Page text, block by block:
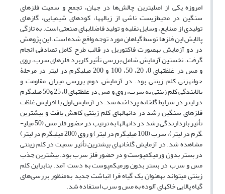
امروزه یکی از اصلی­ترین چالش‌ها در جهان، تجمع و سمیت فلزهای
سنگین در محیط­‌زیست ناشی از زباله­ها، کودهای شیمیایی، گازهای
تولیدی از صنایع، وسایل نقلیه و تولید فاضلاب­های صنعتی است. به­ تازگی
پالایش این فلزها توسط گیاهان مورد توجه واقع شده است. این پژوهش
در دو آزمایش به­صورت فاکتوریل در قالب طرح کامل تصادفی انجام
گرفت. نخستین آزمایش شامل بررسی تأثیر کاربرد فلزهای سرب، روی
و مس در غلظت­های 0، 20، 50، 100 و 200 میلی­گرم در لیتر در مرحلۀ
جوانه­زنی کلم زینتی بود. در آزمایش دوم بررسی میزان مقاومت و
پالایندگی کلم­ زینتی به سرب، روی و مس در غلظت­های 0، 25 و50 میلی­گرم
در لیتر در شرایط گلخانه پرداخته شد. در آزمایش اول با افزایش غلظت
فلزهای سنگین رشد در دانهال­های کلم زینتی کاهش یافت و بیشترین
تأثیر بازدارندگی رشد در دانهال­ها به ترتیب در حضور فلز مس (50 میلی­
گرم در لیتر)، سرب (100 میلی­گرم در لیتر) و روی (200 میلی­گرم در لیتر)
مشاهده شد. در آزمایش گلخانه­ای بیشترین تأثیر سمیت در کلم زینتی
در بستر بدون ورمی­کمپوست و در حضور فلز سرب بود. بیشترین جذب
مس و سرب در بستر بدون ورمی­کمپوست به دست آمد. بنابراین کلم
زینتی می­تواند به­عنوان یک گیاه فرا انباشت جدید به‌منظور بررسی‌های
گیاه ­پالایی خاک­های آلوده به مس و سرب استفاده شد.